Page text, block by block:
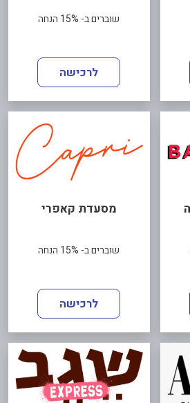
שוברים ב- 15% הנחה
לרכישה
מסעדת קאפרי
שוברים ב- 15% הנחה
לרכישה